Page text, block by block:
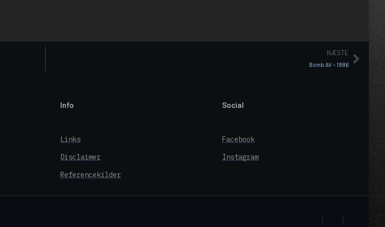
NÆSTE
Bomb AV – 1986
Info
Links
Disclaimer
Referencekilder
Social
Facebook
Instagram